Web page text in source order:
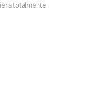
totalmente